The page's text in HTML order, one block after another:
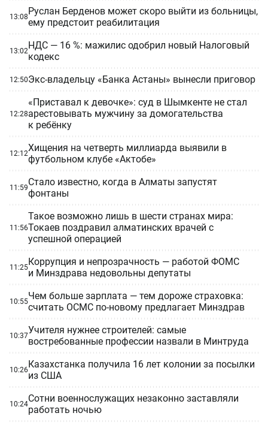
13:08Руслан Берденов может скоро выйти из больницы,
ему предстоит реабилитация
13:02НДС — 16 %: мажилис одобрил новый Налоговый
кодекс
12:50Экс-владельцу «Банка Астаны» вынесли приговор
12:28
«Приставал к девочке»: суд в Шымкенте не стал
арестовывать мужчину за домогательства
к ребёнку
12:12Хищения на четверть миллиарда выявили в
футбольном клубе «Актобе»
11:59Стало известно, когда в Алматы запустят
фонтаны
11:56
Такое возможно лишь в шести странах мира:
Токаев поздравил алматинских врачей с
успешной операцией
11:25Коррупция и непрозрачность — работой ФОМС
и Минздрава недовольны депутаты
10:55Чем больше зарплата — тем дороже страховка:
считать ОСМС по-новому предлагает Минздрав
10:37Учителя нужнее строителей: самые
востребованные профессии назвали в Минтруда
10:26Казахстанка получила 16 лет колонии за посылки
из США
10:24Сотни военнослужащих незаконно заставляли
работать ночью